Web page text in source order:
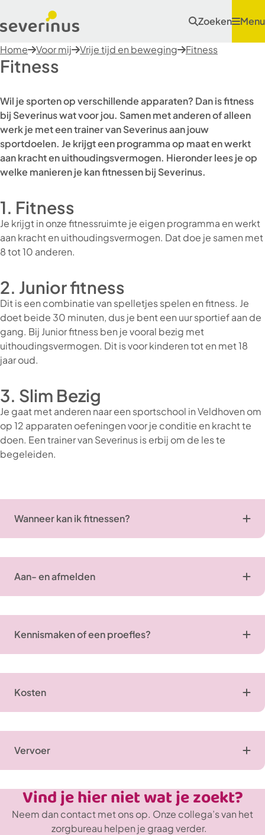
Zoeken Menu
Home Voor mij Vrije tijd en beweging Fitness
Fitness
Wil je sporten op verschillende apparaten? Dan is fitness
bij Severinus wat voor jou. Samen met anderen of alleen
werk je met een trainer van Severinus aan jouw
sportdoelen. Je krijgt een programma op maat en werkt
aan kracht en uithoudingsvermogen. Hieronder lees je op
welke manieren je kan fitnessen bij Severinus.
1. Fitness
Je krijgt in onze fitnessruimte je eigen programma en werkt
aan kracht en uithoudingsvermogen. Dat doe je samen met
8 tot 10 anderen.
2. Junior fitness
Dit is een combinatie van spelletjes spelen en fitness. Je
doet beide 30 minuten, dus je bent een uur sportief aan de
gang. Bij Junior fitness ben je vooral bezig met
uithoudingsvermogen. Dit is voor kinderen tot en met 18
jaar oud.
3. Slim Bezig
Je gaat met anderen naar een sportschool in Veldhoven om
op 12 apparaten oefeningen voor je conditie en kracht te
doen. Een trainer van Severinus is erbij om de les te
begeleiden.
Wanneer kan ik fitnessen?
Aan- en afmelden
Kennismaken of een proefles?
Kosten
Vervoer
Vind je hier niet wat je zoekt?
Neem dan contact met ons op. Onze collega’s van het
zorgbureau helpen je graag verder.